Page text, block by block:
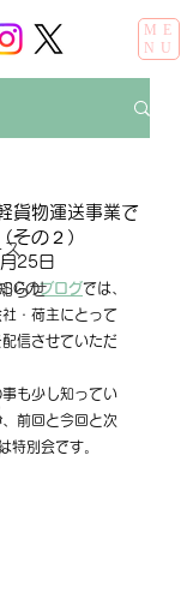
ME
NU
ス
らせ
貨物運送事業で
その２）
25日
のブログでは、
社・荷主にとって
信させていただ
も少し知ってい
前回と今回と次
特別会です。